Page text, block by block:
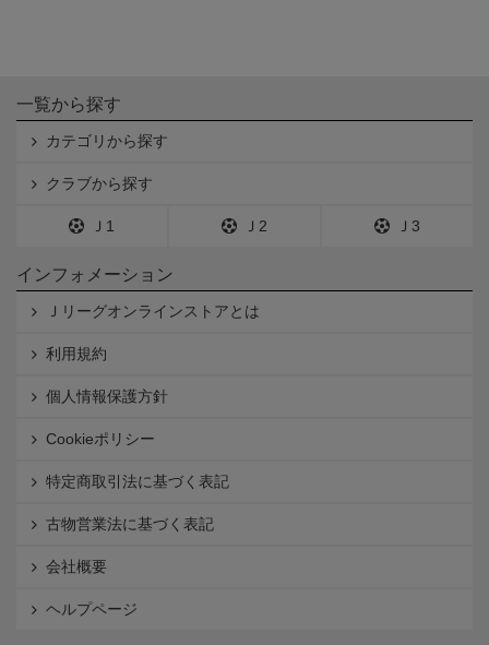
一覧から探す
カテゴリから探す
クラブから探す
Ｊ1 Ｊ2 Ｊ3
インフォメーション
Ｊリーグオンラインストアとは
利用規約
個人情報保護方針
Cookieポリシー
特定商取引法に基づく表記
古物営業法に基づく表記
会社概要
ヘルプページ